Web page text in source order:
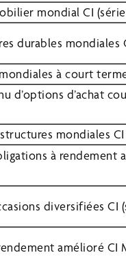
mondial CI
durables mondiales
à court
d’options d’achat
mondiales
à rendement
diversifiées CI
amélioré CI